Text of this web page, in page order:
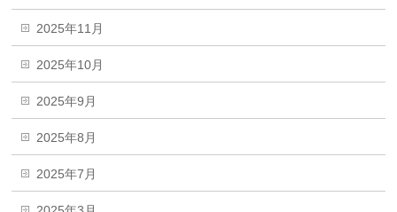
2025年11月
2025年10月
2025年9月
2025年8月
2025年7月